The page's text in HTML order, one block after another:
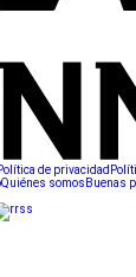
Política de privacidad
Quiénes somos Buenas